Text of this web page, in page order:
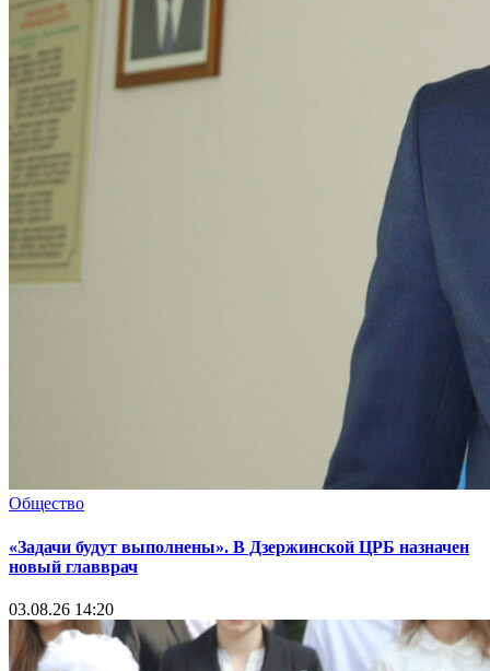
Общество
«Задачи будут выполнены». В Дзержинской ЦРБ назначен
новый главврач
03.08.26 14:20